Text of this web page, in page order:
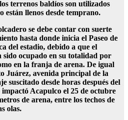
terrenos baldíos son utilizados
están llenos desde temprano.
se debe contar con suerte
hasta donde inicia el Paseo de
del estadio, debido a que el
sido ocupado en su totalidad por
en la franja de arena. De igual
Juárez, avenida principal de la
suscitado desde horas después del
impactó Acapulco el 25 de octubre
de arena, entre los techos de
olas.